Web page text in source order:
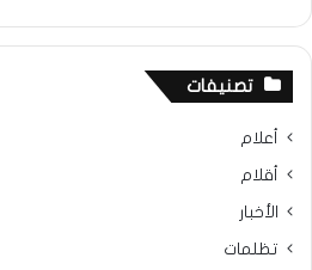
تصنيفات
أعلام
أقلام
الأخبار
تظلمات